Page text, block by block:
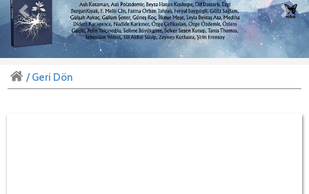
Previous Next
/ Geri Dön